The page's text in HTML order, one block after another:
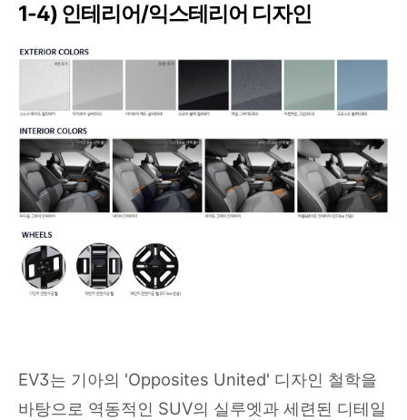
1-4) 인테리어/익스테리어 디자인
EV3는 기아의 'Opposites United' 디자인 철학을
바탕으로 역동적인 SUV의 실루엣과 세련된 디테일